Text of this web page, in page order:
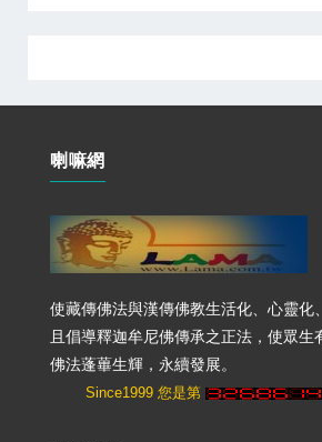
喇嘛網
使藏傳佛法與漢傳佛教生活化、心靈化
且倡導釋迦牟尼佛傳承之正法，使眾生
佛法蓬蓽生輝，永續發展。
Since1999 您是第